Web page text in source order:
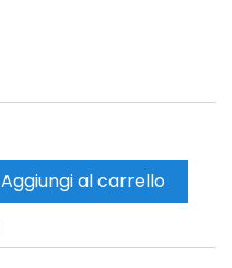
Aggiungi al carrello